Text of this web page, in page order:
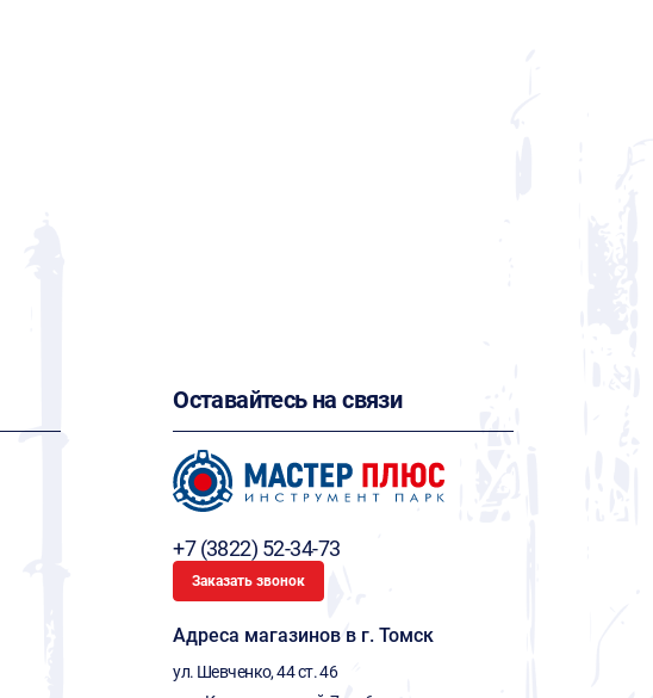
Оставайтесь на связи
+7 (3822) 52-34-73
Заказать звонок
Адреса магазинов в г. Томск
ул. Шевченко, 44 ст. 46